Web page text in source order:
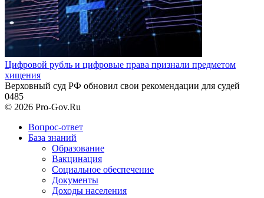
Цифровой рубль и цифровые права признали предметом
хищения
Верховный суд РФ обновил свои рекомендации для судей
0485
© 2026 Pro-Gov.Ru
Вопрос-ответ
База знаний
Образование
Вакцинация
Социальное обеспечение
Документы
Доходы населения